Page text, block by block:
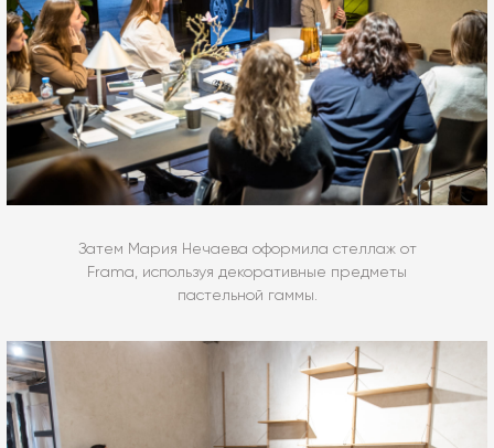
Затем Мария Нечаева оформила стеллаж от
Frama, используя декоративные предметы
пастельной гаммы.